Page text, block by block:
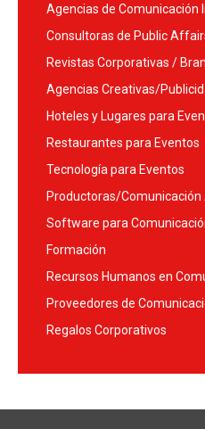
Agencias de Comunicación
Consultoras de Public
Revistas Corporativas /
Agencias Creativas/
Hoteles y Lugares para
Restaurantes para Eventos
Tecnología para Eventos
Productoras/Comunicación
Software para
Formación
Recursos Humanos en
Proveedores de
Regalos Corporativos